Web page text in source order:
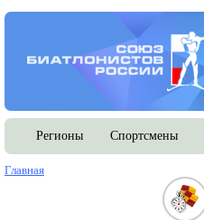
Регионы Спортсмены
Главная